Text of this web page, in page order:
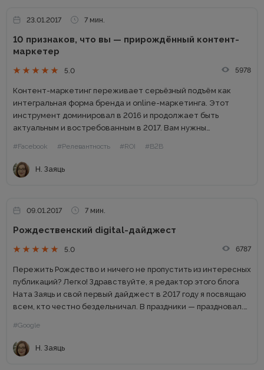
23.01.2017 7 мин.
10 признаков, что вы — прирождённый контент-
маркетер
5.0 5978
Контент-маркетинг переживает серьёзный подъём как
интегральная форма бренда и online-маркетинга. Этот
инструмент доминировал в 2016 и продолжает быть
актуальным и востребованным в 2017. Вам нужны
Тогда читайте, что об этом...
#Facebook #Релевантность #ROI #B2B
Н. Заяць
09.01.2017 7 мин.
Рождественский digital-дайджест
5.0 6787
Пережить Рождество и ничего не пропустить из интересных
публикаций? Легко! Здравствуйте, я редактор этого блога
Ната Заяць и свой первый дайджест в 2017 году я посвящаю
всем, кто честно бездельничал. В праздники — праздновал.
#Google
Н. Заяць